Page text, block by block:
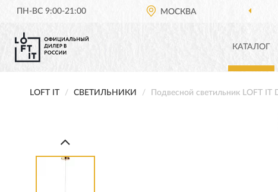
ПН-ВС 9:00-21:00 МОСКВА
КАТАЛОГ
LOFT IT СВЕТИЛЬНИКИ Подвесной светильник LOFT IT